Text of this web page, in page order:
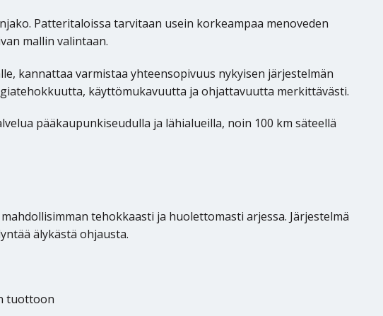
Patteritaloissa tarvitaan usein korkeampaa menoveden
mallin valintaan.
kannattaa varmistaa yhteensopivuus nykyisen järjestelmän
käyttömukavuutta ja ohjattavuutta merkittävästi.
pääkaupunkiseudulla ja lähialueilla, noin 100 km säteellä
tehokkaasti ja huolettomasti arjessa. Järjestelmä
älykästä ohjausta.
tuottoon